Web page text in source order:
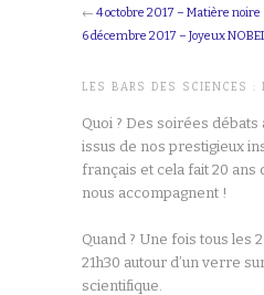
← 4 octobre 2017 – Matière noire
6 décembre 2017 – Joyeux
LES BARS DES SCIENCES :
Quoi ? Des soirées
issus de nos prestigieux
français et cela fait 20 ans
nous accompagnent !
Quand ? Une fois tous les
21h30 autour d’un verre
scientifique.